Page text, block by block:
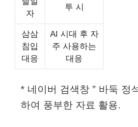
자
투 시
삼삼
침입
대응
AI 시대 후 자
주 사용하는
대응
* 네이버 검색창 ” 바둑 정
하여 풍부한 자료 활용.